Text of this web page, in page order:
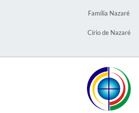
Família Nazaré
Círio de Nazaré